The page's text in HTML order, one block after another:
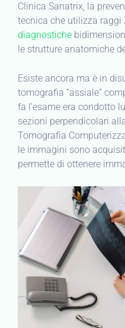
Clinica Sanatrix, la
tecnica che utilizza raggi
diagnostiche
le strutture anatomiche
Esiste ancora ma è in
tomografia “assiale”
fa l’esame era condotto
sezioni perpendicolari
Tomografia
le immagini sono
permette di ottenere